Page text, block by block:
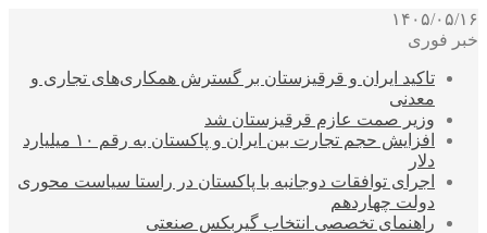
۱۴۰۵/۰۵/۱۶
خبر فوری
تاکید ایران و قرقیزستان بر گسترش همکاری‌های تجاری و
معدنی
وزیر صمت عازم قرقیزستان شد
افزایش حجم تجارت بین ایران و پاکستان به رقم ۱۰ میلیارد
دلار
اجرای توافقات دوجانبه با پاکستان در راستا سیاست محوری
دولت چهاردهم
راهنمای تخصصی انتخاب گیربکس صنعتی